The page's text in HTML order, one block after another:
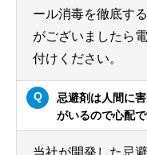
ール消毒を徹底す
がございましたら
付けください。
忌避剤は人間に
がいるので心配で